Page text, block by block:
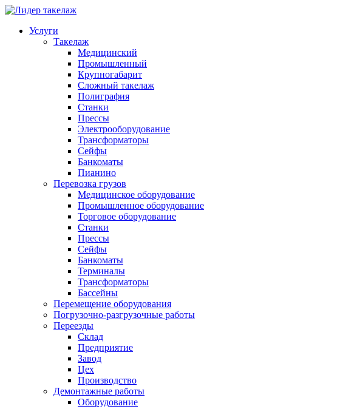
Услуги
Такелаж
Медицинский
Промышленный
Крупногабарит
Сложный такелаж
Полиграфия
Станки
Прессы
Электрооборудование
Трансформаторы
Сейфы
Банкоматы
Пианино
Перевозка грузов
Медицинское оборудование
Промышленное оборудование
Торговое оборудование
Станки
Прессы
Сейфы
Банкоматы
Терминалы
Трансформаторы
Бассейны
Перемещение оборудования
Погрузочно-разгрузочные работы
Переезды
Склад
Предприятие
Завод
Цех
Производство
Демонтажные работы
Оборудование